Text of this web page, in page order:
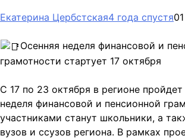
Екатерина Цербстская4 года спустя0
Осенняя неделя финансовой и
грамотности стартует 17 октября
С 17 по 23 октября в регионе
неделя финансовой и пенсионной
участниками станут школьники, а
вузов и ссузов региона. В рамках